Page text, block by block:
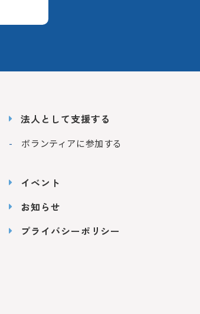
法人として支援する
ボランティアに参加する
イベント
お知らせ
プライバシーポリシー